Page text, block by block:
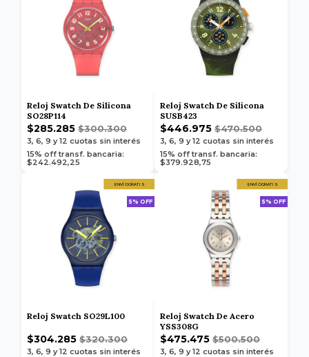
Reloj Swatch De Silicona
SO28P114
$285.285 $300.300
3, 6, 9 y 12 cuotas sin interés
15% off transf. bancaria:
$242.492,25
Reloj Swatch De Silicona
SUSB423
$446.975 $470.500
3, 6, 9 y 12 cuotas sin interés
15% off transf. bancaria:
$379.928,75
ENVÍO GRATIS
5% OFF
Reloj Swatch SO29L100
$304.285 $320.300
3, 6, 9 y 12 cuotas sin interés
ENVÍO GRATIS
5% OFF
Reloj Swatch De Acero
YSS308G
$475.475 $500.500
3, 6, 9 y 12 cuotas sin interés